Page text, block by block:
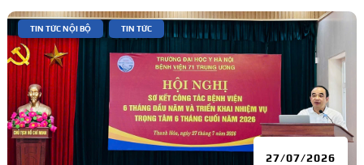
27/07/2026
TIN TỨC NỘI BỘ TIN TỨC